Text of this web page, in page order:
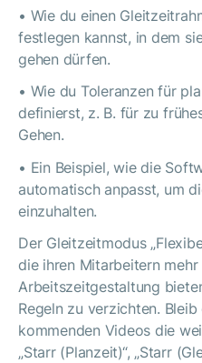
• Wie du einen
festlegen kannst, in dem
gehen dürfen.
• Wie du Toleranzen für
definierst, z. B. für zu
Gehen.
• Ein Beispiel, wie die
automatisch anpasst, um
einzuhalten.
Der Gleitzeitmodus
die ihren Mitarbeitern
Arbeitszeitgestaltung
Regeln zu verzichten.
kommenden Videos die
„Starr (Planzeit)“, „Starr